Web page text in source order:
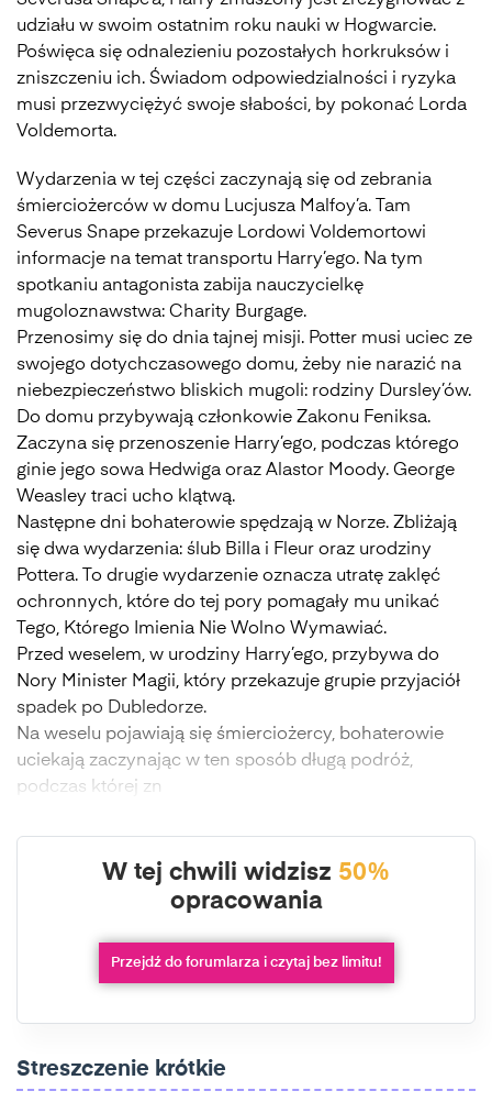
udziału w swoim ostatnim roku nauki w Hogwarcie.
Poświęca się odnalezieniu pozostałych horkruksów i
zniszczeniu ich. Świadom odpowiedzialności i ryzyka
musi przezwyciężyć swoje słabości, by pokonać Lorda
Voldemorta.
Wydarzenia w tej części zaczynają się od zebrania
śmierciożerców w domu Lucjusza Malfoy’a. Tam
Severus Snape przekazuje Lordowi Voldemortowi
informacje na temat transportu Harry’ego. Na tym
spotkaniu antagonista zabija nauczycielkę
mugoloznawstwa: Charity Burgage.
Przenosimy się do dnia tajnej misji. Potter musi uciec ze
swojego dotychczasowego domu, żeby nie narazić na
niebezpieczeństwo bliskich mugoli: rodziny Dursley’ów.
Do domu przybywają członkowie Zakonu Feniksa.
Zaczyna się przenoszenie Harry’ego, podczas którego
ginie jego sowa Hedwiga oraz Alastor Moody. George
Weasley traci ucho klątwą.
Następne dni bohaterowie spędzają w Norze. Zbliżają
się dwa wydarzenia: ślub Billa i Fleur oraz urodziny
Pottera. To drugie wydarzenie oznacza utratę zaklęć
ochronnych, które do tej pory pomagały mu unikać
Tego, Którego Imienia Nie Wolno Wymawiać.
Przed weselem, w urodziny Harry’ego, przybywa do
Nory Minister Magii, który przekazuje grupie przyjaciół
spadek po Dubledorze.
Na weselu pojawiają się śmierciożercy, bohaterowie
uciekają zaczynając w ten sposób długą podróż,
podczas której zn
W tej chwili widzisz 50%
opracowania
Przejdź do forumlarza i czytaj bez limitu!
Streszczenie krótkie